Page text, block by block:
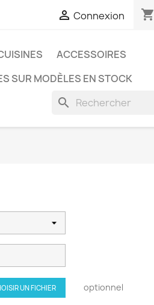
 Connexion shopping_cart
ACCESSOIRES
SUR MODÈLES EN STOCK
search
UN FICHIER optionnel